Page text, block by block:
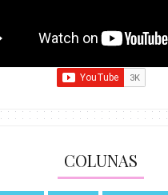
COLUNAS